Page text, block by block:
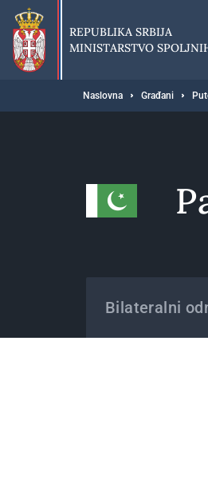
Preskoči
glavni
deo
sadržaja
REPUBLIKA SRBIJA
MINISTARSTVO
Breadcrumb
Naslovna Građani
Bilateralni